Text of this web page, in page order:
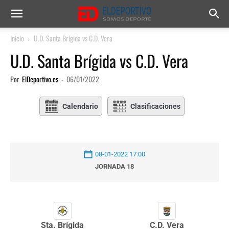
Inicio U.D. Santa Brígida vs C.D. Vera
U.D. Santa Brígida vs C.D. Vera
Por ElDeportivo.es - 06/01/2022
Calendario Clasificaciones
08-01-2022 17:00
JORNADA 18
Sta. Brígida C.D. Vera